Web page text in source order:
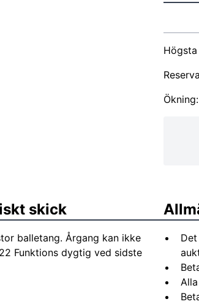
Ökning:
skick
balletang. Årgang kan ikke
Funktions dygtig ved sidste